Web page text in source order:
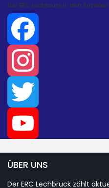
Der ERC Lechbruck in den
Facebook
Instagram
Twitter
YouTube
ÜBER UNS
Der ERC Lechbruck zählt